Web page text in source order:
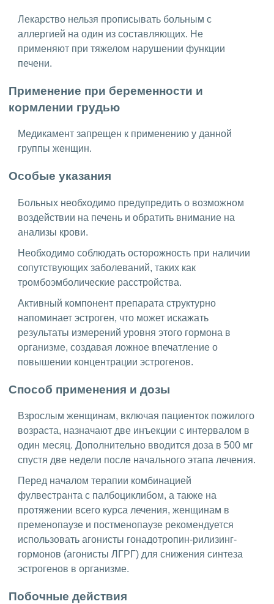
Лекарство нельзя прописывать больным с
аллергией на один из составляющих. Не
применяют при тяжелом нарушении функции
печени.
Применение при беременности и
кормлении грудью
Медикамент запрещен к применению у данной
группы женщин.
Особые указания
Больных необходимо предупредить о возможном
воздействии на печень и обратить внимание на
анализы крови.
Необходимо соблюдать осторожность при наличии
сопутствующих заболеваний, таких как
тромбоэмболические расстройства.
Активный компонент препарата структурно
напоминает эстроген, что может искажать
результаты измерений уровня этого гормона в
организме, создавая ложное впечатление о
повышении концентрации эстрогенов.
Способ применения и дозы
Взрослым женщинам, включая пациенток пожилого
возраста, назначают две инъекции с интервалом в
один месяц. Дополнительно вводится доза в 500 мг
спустя две недели после начального этапа лечения.
Перед началом терапии комбинацией
фулвестранта с палбоциклибом, а также на
протяжении всего курса лечения, женщинам в
пременопаузе и постменопаузе рекомендуется
использовать агонисты гонадотропин-рилизинг-
гормонов (агонисты ЛГРГ) для снижения синтеза
эстрогенов в организме.
Побочные действия